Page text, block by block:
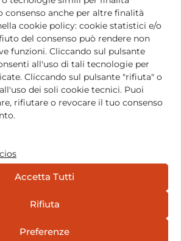
consenso anche per altre finalità
cookie policy: cookie statistici e/o
del consenso può rendere non
funzioni. Cliccando sul pulsante
all'uso di tali tecnologie per
Cliccando sul pulsante "rifiuta" o
dei soli cookie tecnici. Puoi
rifiutare o revocare il tuo consenso
Accetta Tutti
Rifiuta
Preferenze
Barba Varley para promover
con las causas y los
contacto
15, 00185 Roma